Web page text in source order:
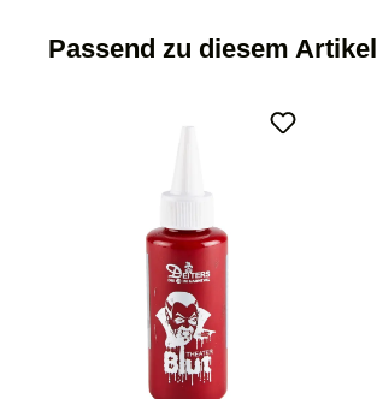
Passend zu diesem Artikel